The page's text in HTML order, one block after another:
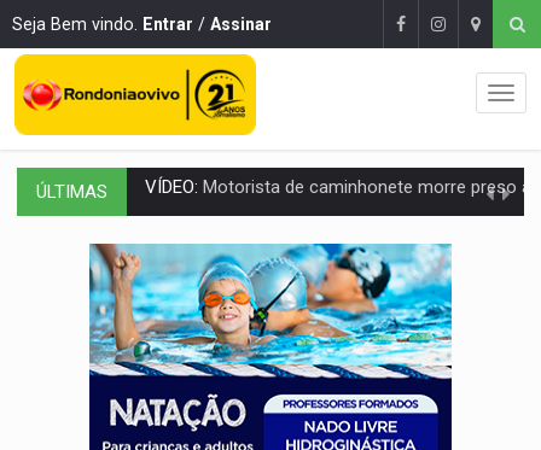
Seja Bem vindo. Entrar / Assinar
ÚLTIMAS LAZER:Seis lugares gratuitos para aproveitar o fim de semana
VÍDEO:FTICCO e Força Tática prendem membro do CV com arma e drogas
INCLUSÃO:Prefeitura fortalece parceria com a APAE para ampliar ações
DEFESA:Exército testa inovações no combate a drones durante
TEMAS SOCIOAMBIENTAIS:Em Itapuã do Oeste, CINEMAZÔNIA leva cinema
PREVISÃO:Interior de Rondônia terá sábado (8) de calor intenso